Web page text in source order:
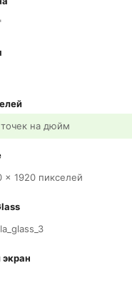
на дюйм
x 1920 пикселей